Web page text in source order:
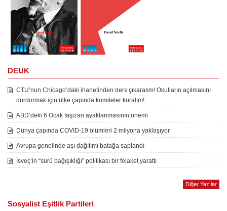
DEUK
CTU’nun Chicago’daki ihanetinden ders çıkaralım! Okulların açılmasını
durdurmak için ülke çapında komiteler kuralım!
ABD’deki 6 Ocak faşizan ayaklanmasının önemi
Dünya çapında COVID-19 ölümleri 2 milyona yaklaşıyor
Avrupa genelinde aşı dağıtımı batağa saplandı
İsveç’in “sürü bağışıklığı” politikası bir felaket yarattı
Diğer Yazılar
Sosyalist Eşitlik Partileri